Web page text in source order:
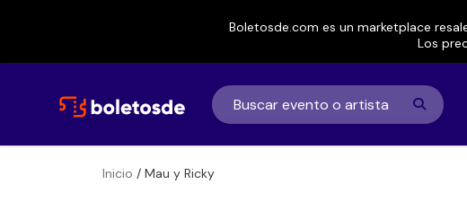
Boletosde.com es un marketplace
Los
Inicio / Mau y Ricky